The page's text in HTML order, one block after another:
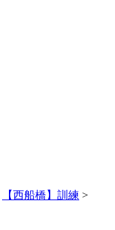
【西船橋】訓練 >